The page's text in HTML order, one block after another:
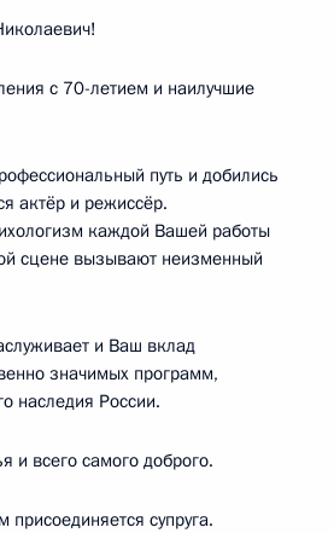
с 70-летием и наилучшие
путь и добились
актёр и режиссёр.
каждой Вашей работы
сцене вызывают неизменный
и Ваш вклад
значимых программ,
наследия России.
и всего самого доброго.
супруга.